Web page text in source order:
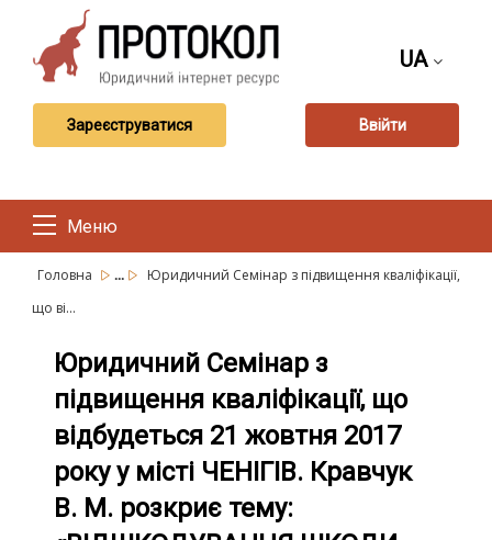
UA
Зареєструватися Ввійти
Меню
Головна ...
Юридичний Семінар з підвищення кваліфікації,
що ві...
Юридичний Семінар з
підвищення кваліфікації, що
відбудеться 21 жовтня 2017
року у місті ЧЕНІГІВ. Кравчук
В. М. розкриє тему: